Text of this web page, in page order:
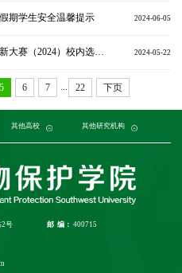
2024-06-05
期学生安全温馨提示
2024-05-22
关于举办西南大学中国国际大学生创新大赛（2024）校内选拔赛的通知
5 6 7 ... 22 下页
人力资源部 本科生院 研究生院 科学技术发展研究院
生物技术学院 资源环境学院
其他高校
业大学 华中农业大学 华南农业大学 山西农业大学
其他研究机构
究所 中国科学院 中国农业科学院 重庆市农业科学院
2号 邮 编： 400715